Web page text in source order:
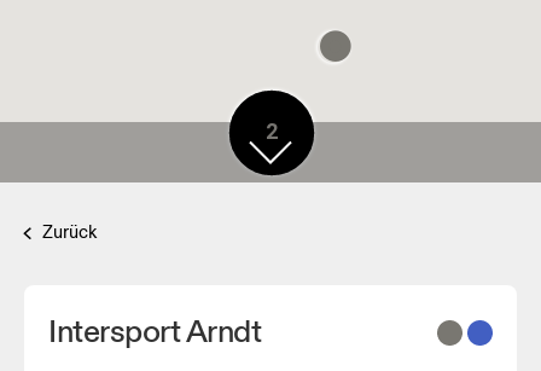
2
Zurück
Intersport Arndt